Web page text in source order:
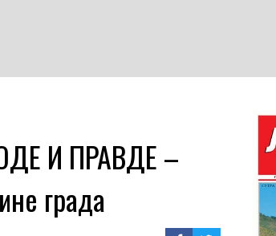
И ПРАВДЕ –
града